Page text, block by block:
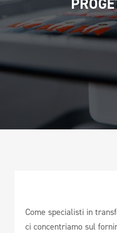
NEWSLETTER
Come specialisti in
ci concentriamo sul